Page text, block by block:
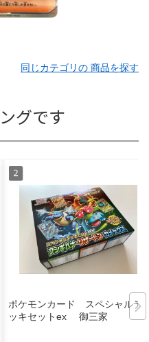
同じカテゴリの 商品を探す
グです
ポケモンカード スペシャルデ
ッキセットex 御三家